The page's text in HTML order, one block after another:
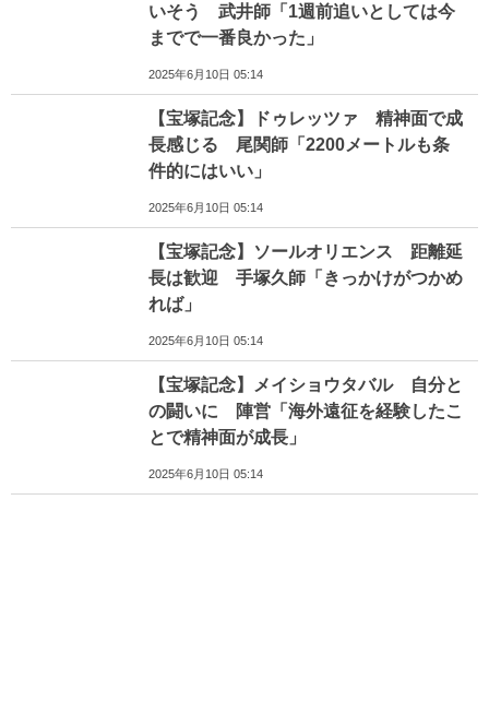
いそう 武井師「1週前追いとしては今
までで一番良かった」
2025年6月10日 05:14
【宝塚記念】ドゥレッツァ 精神面で成
長感じる 尾関師「2200メートルも条
件的にはいい」
2025年6月10日 05:14
【宝塚記念】ソールオリエンス 距離延
長は歓迎 手塚久師「きっかけがつかめ
れば」
2025年6月10日 05:14
【宝塚記念】メイショウタバル 自分と
の闘いに 陣営「海外遠征を経験したこ
とで精神面が成長」
2025年6月10日 05:14